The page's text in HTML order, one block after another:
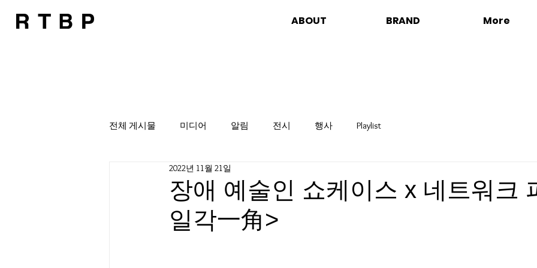
ABOUT BRAND More
전체 게시물 미디어 알림 전시 행사 Playlist
장애 예술인 쇼케이스 x 네트워크
일각一角>
2022년 11월 21일